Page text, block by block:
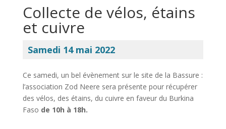
Collecte de vélos, étains
et cuivre
Samedi 14 mai 2022
Ce samedi, un bel évènement sur le site de la Bassure :
l’association Zod Neere sera présente pour récupérer
des vélos, des étains, du cuivre en faveur du Burkina
Faso de 10h à 18h.